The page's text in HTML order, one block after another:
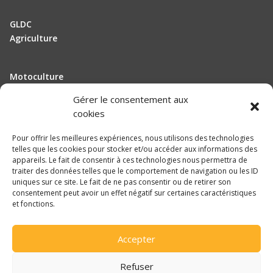
Gérer le consentement aux
cookies
Pour offrir les meilleures expériences, nous utilisons des technologies
telles que les cookies pour stocker et/ou accéder aux informations des
appareils. Le fait de consentir à ces technologies nous permettra de
traiter des données telles que le comportement de navigation ou les ID
uniques sur ce site. Le fait de ne pas consentir ou de retirer son
consentement peut avoir un effet négatif sur certaines caractéristiques
et fonctions.
Accepter
Refuser
GLDC
Agriculture
Motoculture
Recrutement
Mentions légales
Politique de confidentialité
Une réalisationDLW Communication